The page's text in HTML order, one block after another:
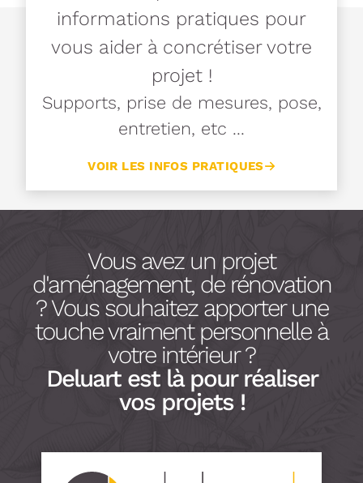
informations pratiques pour
vous aider à concrétiser votre
projet !
Supports, prise de mesures, pose,
entretien, etc ...
VOIR LES INFOS PRATIQUES
Vous avez un projet
d'aménagement, de rénovation
? Vous souhaitez apporter une
touche vraiment personnelle à
votre intérieur ?
Deluart est là pour réaliser
vos projets !